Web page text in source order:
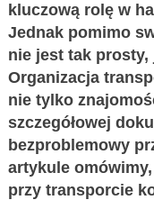
kluczową rolę w
Jednak pomimo
nie jest tak prosty,
Organizacja
nie tylko
szczegółowej
bezproblemowy
artykule
przy transporcie